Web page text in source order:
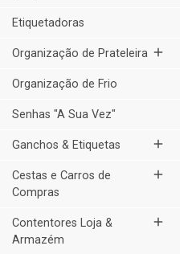
Etiquetadoras
Organização de Prateleira add
Organização de Frio
Senhas "A Sua Vez"
Ganchos & Etiquetas add
Cestas e Carros de
Compras
add
Contentores Loja &
Armazém
add